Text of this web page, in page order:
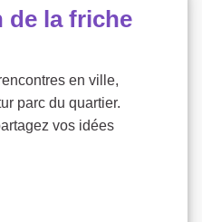
de la friche
en ville,
parc du quartier.
vos idées